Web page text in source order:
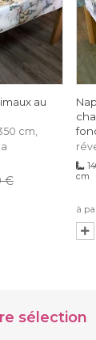
au
cm,
€
cm
à
sélection